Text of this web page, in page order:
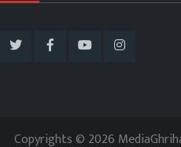
Copyrights © 2026